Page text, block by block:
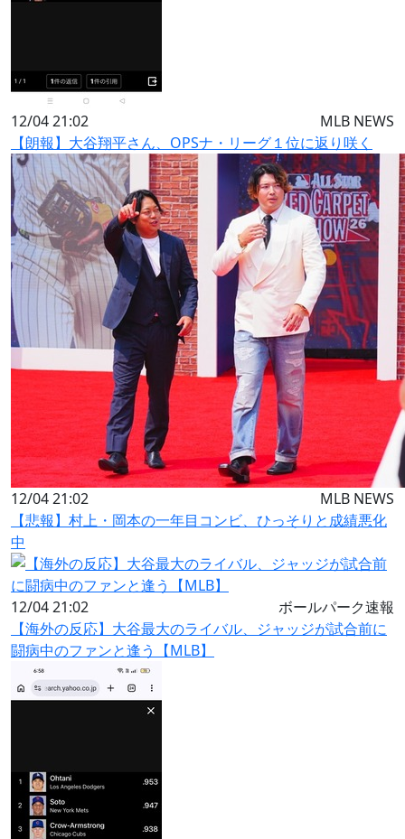
12/04 21:02
MLB NEWS
【朗報】大谷翔平さん、OPSナ・リーグ１位に返り咲く
12/04 21:02
MLB NEWS
【悲報】村上・岡本の一年目コンビ、ひっそりと成績悪化
中
12/04 21:02
ボールパーク速報
【海外の反応】大谷最大のライバル、ジャッジが試合前に
闘病中のファンと逢う【MLB】